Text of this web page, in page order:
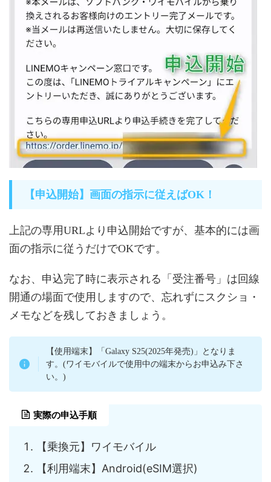
【申込開始】画面の指示に従えばOK！
上記の専用URLより申込開始ですが、基本的には画
面の指示に従うだけでOKです。
なお、申込完了時に表示される「受注番号」は回線
開通の場面で使用しますので、忘れずにスクショ・
メモなどを残しておきましょう。
【使用端末】「Galaxy S25(2025年発売)」となりま
す。(ワイモバイルで使用中の端末からお申込み下さ
い。)
実際の申込手順
【乗換元】ワイモバイル
【利用端末】Android(eSIM選択)